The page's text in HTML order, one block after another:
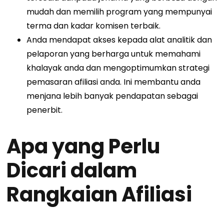
mudah dan memilih program yang mempunyai
terma dan kadar komisen terbaik.
Anda mendapat akses kepada alat analitik dan
pelaporan yang berharga untuk memahami
khalayak anda dan mengoptimumkan strategi
pemasaran afiliasi anda. Ini membantu anda
menjana lebih banyak pendapatan sebagai
penerbit.
Apa yang Perlu
Dicari dalam
Rangkaian Afiliasi